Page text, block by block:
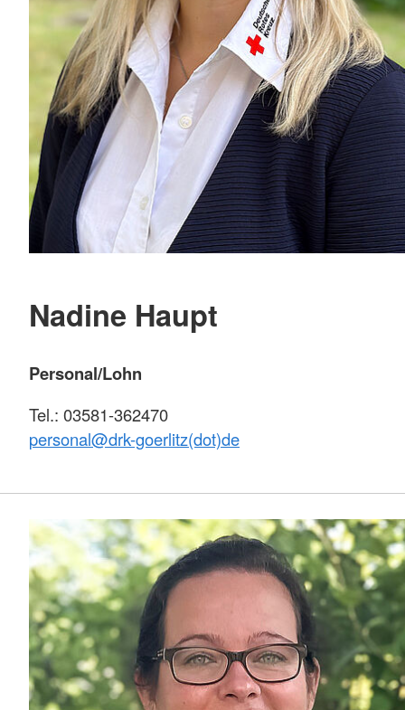
Nadine Haupt
Personal/Lohn
Tel.: 03581-362470
personal@drk-goerlitz(dot)de